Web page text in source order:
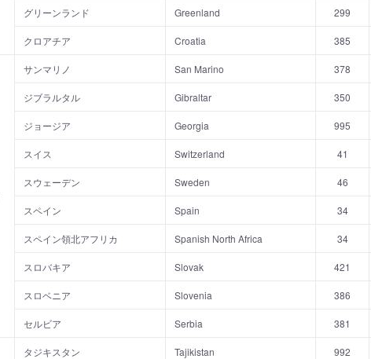
グリーンランド Greenland 299
クロアチア Croatia 385
サンマリノ San Marino 378
ジブラルタル Gibraltar 350
ジョージア Georgia 995
スイス Switzerland 41
スウェーデン Sweden 46
スペイン Spain 34
スペイン領北アフリカ Spanish North Africa 34
スロバキア Slovak 421
スロベニア Slovenia 386
セルビア Serbia 381
タジキスタン Tajikistan 992